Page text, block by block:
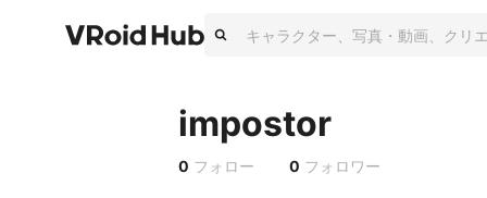
impostor
0 フォロー 0 フォロワー